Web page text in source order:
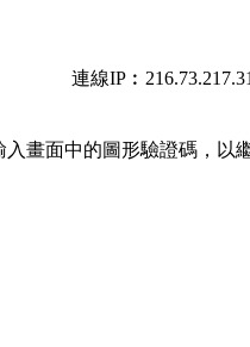
連線
畫面中的圖形驗證碼，以